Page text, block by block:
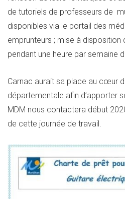
de tutoriels de professeurs de
disponibles via le portail des
emprunteurs ; mise à disposition
pendant une heure par semaine
Carnac aurait sa place au cœur
départementale afin d’apporter
MDM nous contactera début
de cette journée de travail.